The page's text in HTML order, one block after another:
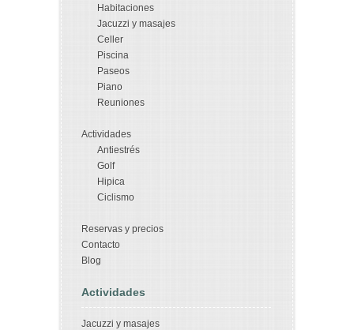
Habitaciones
Jacuzzi y masajes
Celler
Piscina
Paseos
Piano
Reuniones
Actividades
Antiestrés
Golf
Hipica
Ciclismo
Reservas y precios
Contacto
Blog
Actividades
Jacuzzi y masajes